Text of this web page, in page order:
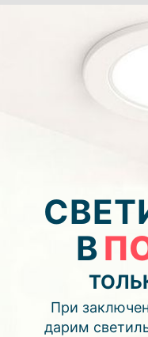
В
До конца
04 07
дней часов
Подробнее
с
В
При
дарим